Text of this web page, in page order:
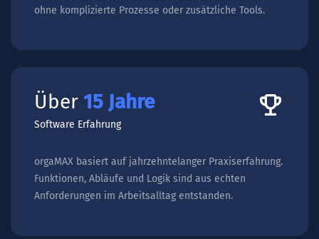
ohne komplizierte Prozesse oder zusätzliche Tools.
Über 25 Jahre
Software Erfahrung
orgaMAX basiert auf jahrzehntelanger Praxiserfahrung.
Funktionen, Abläufe und Logik sind aus echten
Anforderungen im Arbeitsalltag entstanden.